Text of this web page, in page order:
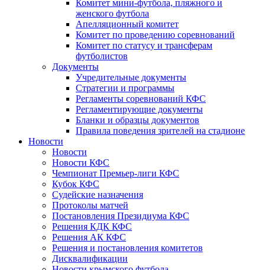
Комитет мини-футбола, пляжного и
женского футбола
Апелляционный комитет
Комитет по проведению соревнований
Комитет по статусу и трансферам
футболистов
Документы
Учредительные документы
Стратегии и программы
Регламенты соревнований КФС
Регламентирующие документы
Бланки и образцы документов
Правила поведения зрителей на стадионе
Новости
Новости
Новости КФС
Чемпионат Премьер-лиги КФС
Кубок КФС
Судейские назначения
Протоколы матчей
Постановления Президиума КФС
Решения КДК КФС
Решения АК КФС
Решения и постановления комитетов
Дисквалификации